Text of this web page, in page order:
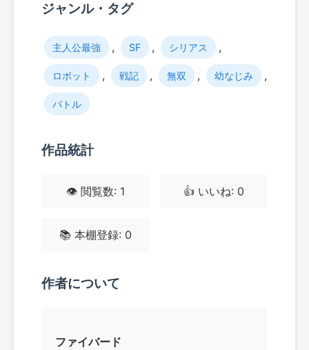
ジャンル・タグ
主人公最強 , SF , シリアス ,
ロボット , 戦記 , 無双 , 幼なじみ ,
バトル
作品統計
👁️ 閲覧数: 1 👍 いいね: 0
📚 本棚登録: 0
作者について
ファイバード